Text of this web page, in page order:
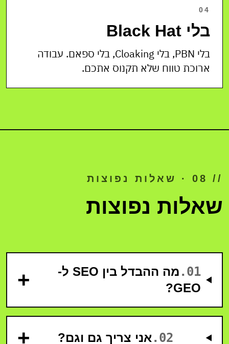
04
בלי Black Hat
בלי PBN, בלי Cloaking, בלי ספאם. עבודה
ארוכת טווח שלא תקנוס אתכם.
// 08 · שאלות נפוצות
שאלות נפוצות
01
.
מה ההבדל בין SEO ל-
GEO?
+
02
.אני צריך גם וגם? +